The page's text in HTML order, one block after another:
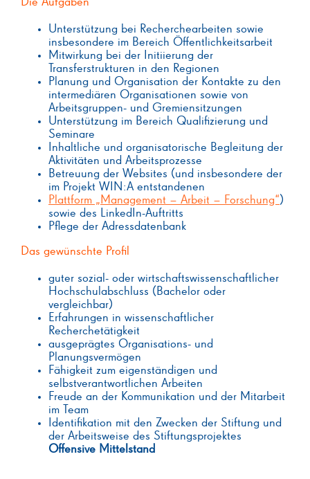
Unterstützung bei Recherchearbeiten sowie
insbesondere im Bereich Öffentlichkeitsarbeit
Mitwirkung bei der Initiierung der
Transferstrukturen in den Regionen
Planung und Organisation der Kontakte zu den
intermediären Organisationen sowie von
Arbeitsgruppen- und Gremiensitzungen
Unterstützung im Bereich Qualifizierung und
Seminare
Inhaltliche und organisatorische Begleitung der
Aktivitäten und Arbeitsprozesse
Betreuung der Websites (und insbesondere der
im Projekt WIN:A entstandenen
Plattform „Management – Arbeit – Forschung“)
sowie des LinkedIn-Auftritts
Pflege der Adressdatenbank
Das gewünschte Profil
guter sozial- oder wirtschaftswissenschaftlicher
Hochschulabschluss (Bachelor oder
vergleichbar)
Erfahrungen in wissenschaftlicher
Recherchetätigkeit
ausgeprägtes Organisations- und
Planungsvermögen
Fähigkeit zum eigenständigen und
selbstverantwortlichen Arbeiten
Freude an der Kommunikation und der Mitarbeit
im Team
Identifikation mit den Zwecken der Stiftung und
der Arbeitsweise des Stiftungsprojektes
Offensive Mittelstand